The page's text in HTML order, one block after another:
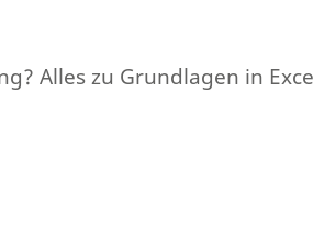
Alles zu Grundlagen in